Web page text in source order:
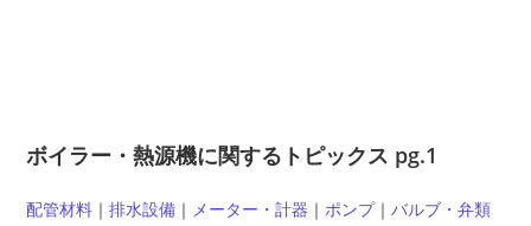
ボイラー・熱源機に関するトピックス pg.1
配管材料 ｜排水設備 ｜ メーター・計器 ｜ ポンプ｜バルブ・弁類